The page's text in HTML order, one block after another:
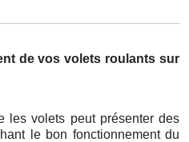
de vos volets roulants sur
les volets peut présenter des
le bon fonctionnement du